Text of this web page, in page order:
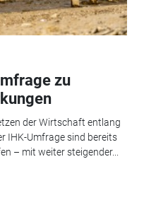
zu
der Wirtschaft entlang
IHK-Umfrage sind bereits
– mit weiter steigender...